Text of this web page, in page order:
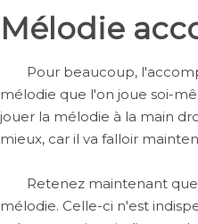
Mélodie
Pour beaucoup,
mélodie que l'on joue soi-
jouer la mélodie à la main
mieux, car il va falloir
Retenez maintenant
mélodie. Celle-ci n'est